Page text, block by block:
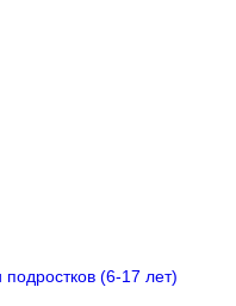
(6-17 лет)